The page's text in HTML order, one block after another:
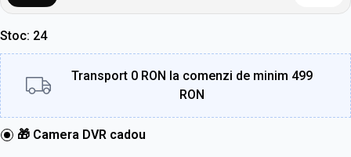
Stoc 24
Transport 0 RON la comenzi de minim 499
RON
🎁 Camera DVR cadou